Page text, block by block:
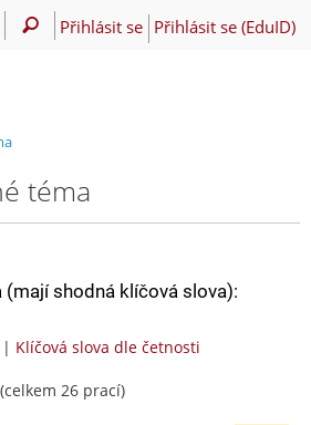
Přihlásit se Přihlásit se (EduID)
téma
(mají shodná klíčová slova):
| Klíčová slova dle četnosti
(celkem 26 prací)